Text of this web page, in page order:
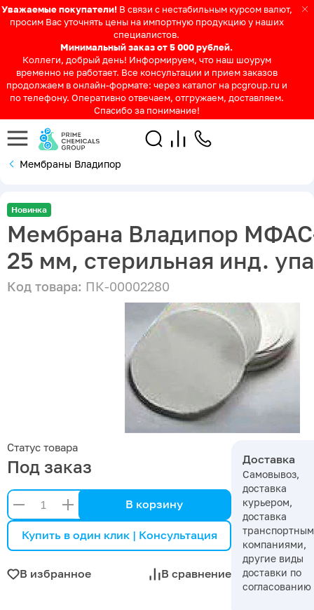
Уважаемые покупатели! В связи с нестабильным курсом валют,
просим Вас уточнять цены на импортную продукцию у наших
специалистов.
Минимальный заказ от 5 000 рублей.
Коллеги, добрый день! Информируем, что наш шоурум
временно не работает. Все консультации и прием заказов
продолжаем в онлайн-формате: через каталог на pcgroup.ru и
по телефону. Оперативно отвечаем, отгружаем, доставляем.
Спасибо за понимание!
Мембраны Владипор
Новинка
Мембрана Владипор
25 мм, стерильная инд.
Код товара: ПК-00002280
Статус товара
Под заказ
В корзину
Купить в один клик | Консультация
В избранное В сравнение
Доставка
Самовывоз,
доставка
курьером,
доставка
компаниями,
другие виды
доставки по
согласованию